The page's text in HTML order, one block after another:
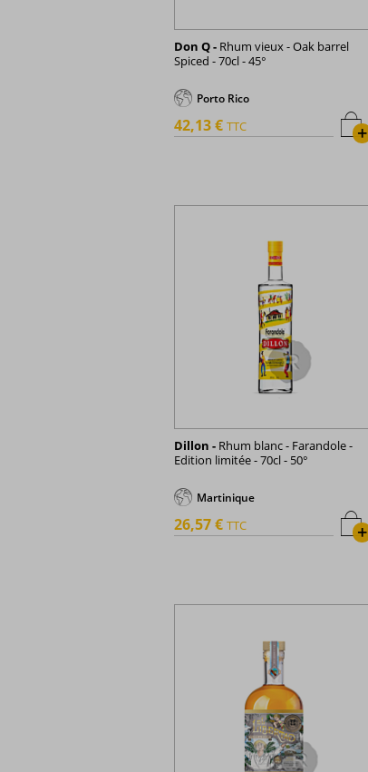
Don Q - Rhum vieux - Oak barrel
Spiced - 70cl - 45°
Porto Rico
+
42,13 € TTC
Dillon - Rhum blanc - Farandole -
Edition limitée - 70cl - 50°
Martinique
+
26,57 € TTC